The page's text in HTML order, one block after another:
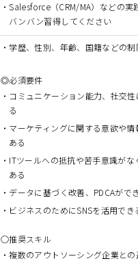
Salesforce（CRM/MA）などの実
バンバン習得してください
・学歴、性別、年齢、国籍などの制
◎必須要件
コミュニケーション能力、社交
る
マーケティングに関する意欲や情
ある
ITツールへの抵抗や苦手意識がな
ある
データに基づく改善、PDCAがで
ビジネスのためにSNSを活用でき
○推奨スキル
複数のアウトソーシング企業との